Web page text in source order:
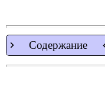
Содержание